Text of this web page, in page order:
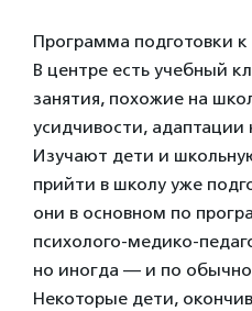
Программа подготовки
В центре есть учебный
занятия, похожие на
усидчивости, адаптации
Изучают дети и
прийти в школу уже
они в основном по
психолого-медико-
но иногда — и по
Некоторые дети,